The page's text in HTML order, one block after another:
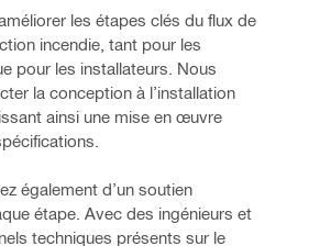
les étapes clés du flux de
incendie, tant pour les
pour les installateurs. Nous
la conception à l’installation
ainsi une mise en œuvre
également d’un soutien
étape. Avec des ingénieurs et
techniques présents sur le